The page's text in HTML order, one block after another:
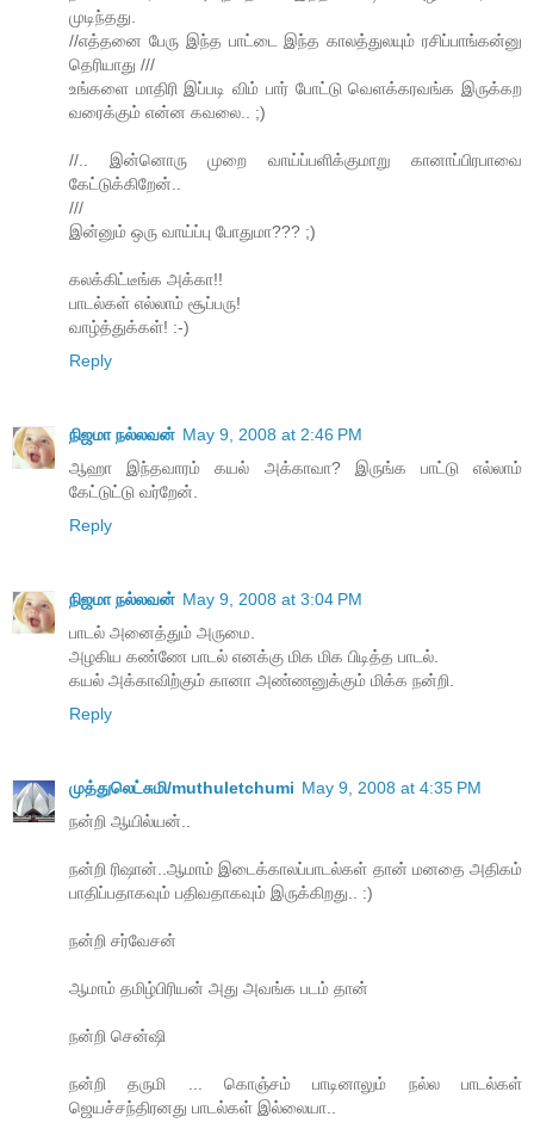
முடிந்தது.
//எத்தனை பேரு இந்த பாட்டை இந்த காலத்துலயும் ரசிப்பாங்கன்னு
தெரியாது ///
உங்களை மாதிரி இப்படி விம் பார் போட்டு வெளக்கரவங்க இருக்கற
வரைக்கும் என்ன கவலை.. ;)
//.. இன்னொரு முறை வாய்ப்பளிக்குமாறு கானாப்பிரபாவை
கேட்டுக்கிறேன்..
///
இன்னும் ஒரு வாய்ப்பு போதுமா??? ;)
கலக்கிட்டீங்க அக்கா!!
பாடல்கள் எல்லாம் சூப்பரு!
வாழ்த்துக்கள்! :-)
Reply
நிஜமா நல்லவன் May 9, 2008 at 2:46 PM
ஆஹா இந்தவாரம் கயல் அக்காவா? இருங்க பாட்டு எல்லாம்
கேட்டுட்டு வர்றேன்.
Reply
நிஜமா நல்லவன் May 9, 2008 at 3:04 PM
பாடல் அனைத்தும் அருமை.
அழகிய கண்ணே பாடல் எனக்கு மிக மிக பிடித்த பாடல்.
கயல் அக்காவிற்கும் கானா அண்ணனுக்கும் மிக்க நன்றி.
Reply
முத்துலெட்சுமி/muthuletchumi May 9, 2008 at 4:35 PM
நன்றி ஆயில்யன்..
நன்றி ரிஷான்..ஆமாம் இடைக்காலப்பாடல்கள் தான் மனதை அதிகம்
பாதிப்பதாகவும் பதிவதாகவும் இருக்கிறது.. :)
நன்றி சர்வேசன்
ஆமாம் தமிழ்பிரியன் அது அவங்க படம் தான்
நன்றி சென்ஷி
நன்றி தருமி ... கொஞ்சம் பாடினாலும் நல்ல பாடல்கள்
ஜெயச்சந்திரனது பாடல்கள் இல்லையா..